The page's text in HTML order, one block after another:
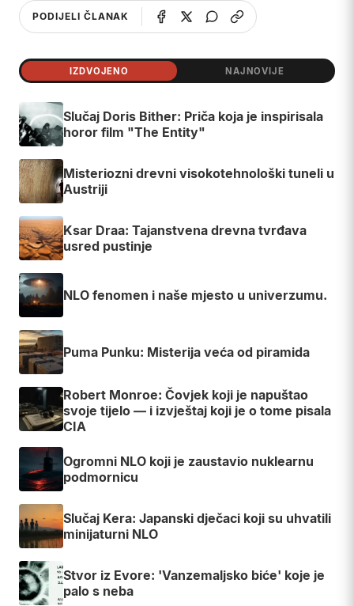
PODIJELI ČLANAK
IZDVOJENO NAJNOVIJE
Slučaj Doris Bither: Priča koja je inspirisala
horor film "The Entity"
Misteriozni drevni visokotehnološki tuneli u
Austriji
Ksar Draa: Tajanstvena drevna tvrđava
usred pustinje
NLO fenomen i naše mjesto u univerzumu.
Puma Punku: Misterija veća od piramida
Robert Monroe: Čovjek koji je napuštao
svoje tijelo — i izvještaj koji je o tome pisala
CIA
Ogromni NLO koji je zaustavio nuklearnu
podmornicu
Slučaj Kera: Japanski dječaci koji su uhvatili
minijaturni NLO
Stvor iz Evore: 'Vanzemaljsko biće' koje je
palo s neba